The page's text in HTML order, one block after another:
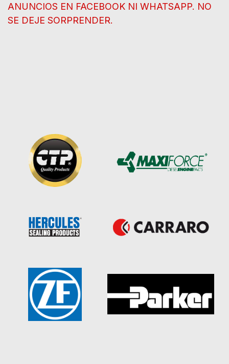
ANUNCIOS EN FACEBOOK NI WHATSAPP. NO
SE DEJE SORPRENDER.